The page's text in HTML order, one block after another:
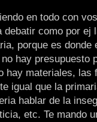
en todo con
como por ej
porque es donde
hay presupuesto
hay materiales, las
igual que la
hablar de la
etc. Te mando